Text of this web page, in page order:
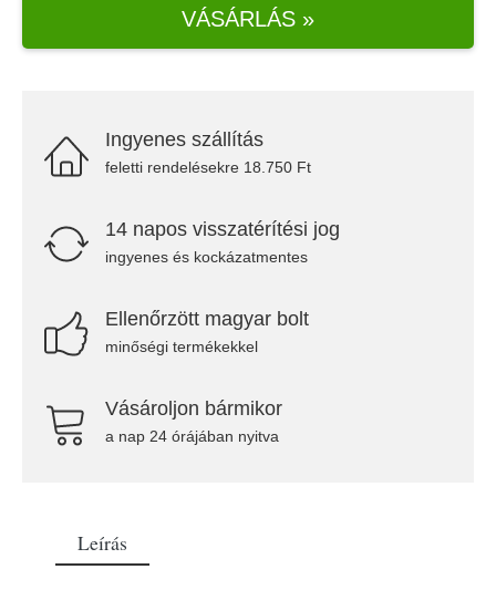
VÁSÁRLÁS »
Ingyenes szállítás
feletti rendelésekre 18.750 Ft
14 napos visszatérítési jog
ingyenes és kockázatmentes
Ellenőrzött magyar bolt
minőségi termékekkel
Vásároljon bármikor
a nap 24 órájában nyitva
Leírás